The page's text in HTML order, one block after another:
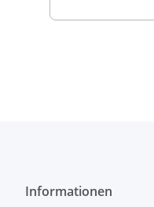
Informationen